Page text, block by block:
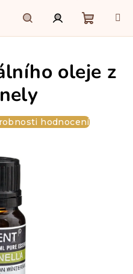
HledatPřihlášení
košík
oleje z
hodnocení